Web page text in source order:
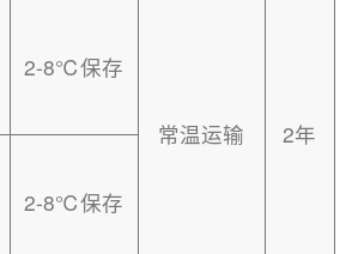
2-8℃保存
常温运输 2年
2-8℃保存